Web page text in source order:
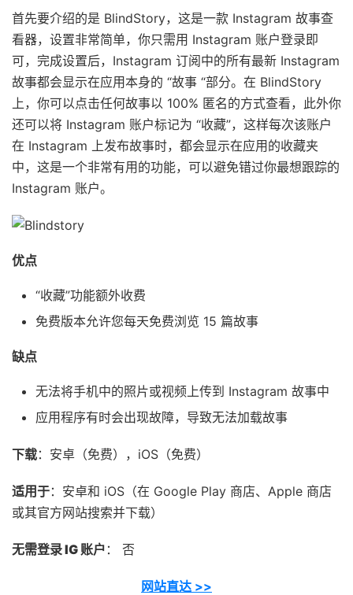
首先要介绍的是 BlindStory，这是一款 Instagram 故事查
看器，设置非常简单，你只需用 Instagram 账户登录即
可，完成设置后，Instagram 订阅中的所有最新 Instagram
故事都会显示在应用本身的 “故事 “部分。在 BlindStory
上，你可以点击任何故事以 100% 匿名的方式查看，此外你
还可以将 Instagram 账户标记为 “收藏”，这样每次该账户
在 Instagram 上发布故事时，都会显示在应用的收藏夹
中，这是一个非常有用的功能，可以避免错过你最想跟踪的
Instagram 账户。
优点
“收藏”功能额外收费
免费版本允许您每天免费浏览 15 篇故事
缺点
无法将手机中的照片或视频上传到 Instagram 故事中
应用程序有时会出现故障，导致无法加载故事
下载：安卓（免费），iOS（免费）
适用于：安卓和 iOS（在 Google Play 商店、Apple 商店
或其官方网站搜索并下载）
无需登录 IG 账户 ： 否
网站直达 >>